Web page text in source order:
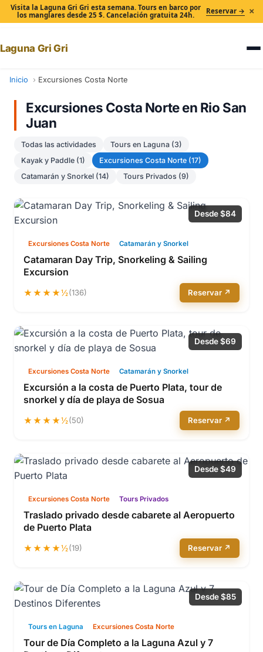
Visita la Laguna Gri Gri esta semana. Tours en barco por
los manglares desde 25 $. Cancelación gratuita 24h.
Reservar → ×
Laguna Gri Gri
Inicio Excursiones Costa Norte
Excursiones Costa Norte en Rio San
Juan
Todas las actividades
Tours en Laguna (3)
Kayak y Paddle (1)
Excursiones Costa Norte (17)
Catamarán y Snorkel (14)
Tours Privados (9)
Desde $84
Excursiones Costa Norte Catamarán y Snorkel
Catamaran Day Trip, Snorkeling & Sailing
Excursion
★★★★½(136) Reservar ↗
Desde $69
Excursiones Costa Norte Catamarán y Snorkel
Excursión a la costa de Puerto Plata, tour de
snorkel y día de playa de Sosua
★★★★½(50) Reservar ↗
Desde $49
Excursiones Costa Norte Tours Privados
Traslado privado desde cabarete al Aeropuerto
de Puerto Plata
★★★★½(19) Reservar ↗
Desde $85
Tours en Laguna Excursiones Costa Norte
Tour de Día Completo a la Laguna Azul y 7